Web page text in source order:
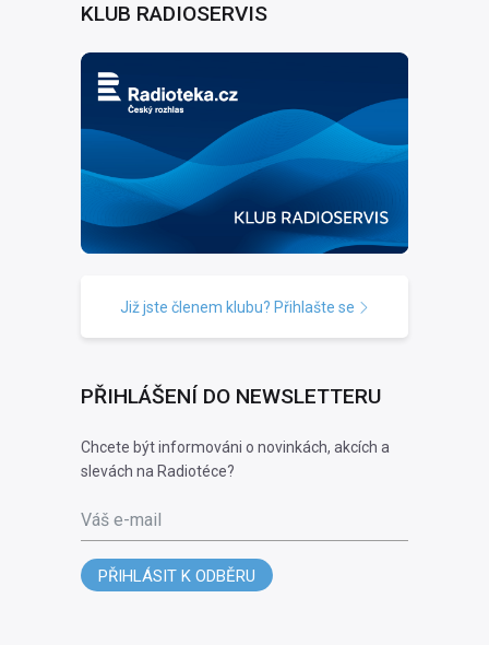
KLUB RADIOSERVIS
Již jste členem klubu? Přihlašte se
PŘIHLÁŠENÍ DO NEWSLETTERU
Chcete být informováni o novinkách, akcích a
slevách na Radiotéce?
Váš e-mail
PŘIHLÁSIT K ODBĚRU